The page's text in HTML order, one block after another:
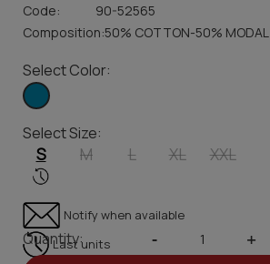
Code:
90-52565
Composition:50% COTTON-50% MODAL
Select Color:
Select Size:
S M L XL XXL
Notify when available
Last units
Quantity: - +